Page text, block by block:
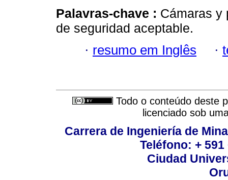
Palavras-chave : Cámaras y
de seguridad aceptable.
· resumo em Inglês ·
Todo o conteúdo deste
licenciado sob
Carrera de Ingeniería de
Teléfono: + 591
Ciudad